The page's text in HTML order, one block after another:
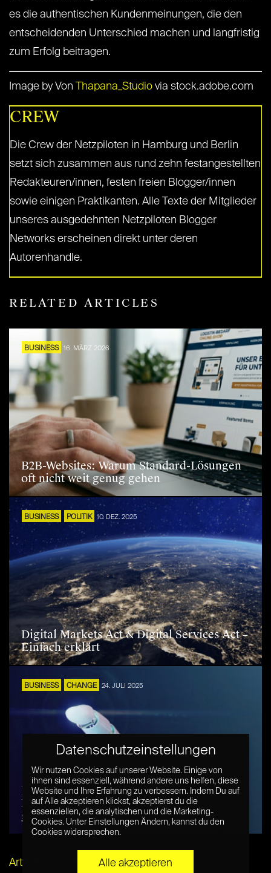
es die authentischen Kundenmeinungen, die den
entscheidenden Unterschied machen und langfristig
zum Erfolg beitragen.
Image by Von Thapana_Studio via stock.adobe.com
CREW
Die Crew der Netzpiloten in Hamburg und Berlin
setzt sich zusammen aus rund zehn festangestellten
Redakteuren/innen, festen freien Blogger/innen
sowie einigen Praktikanten. Alle Texte der Mitglieder
unseres ausgedehnten Netzpiloten Blogger
Networks erscheinen direkt unter deren
Autorenhandle.
RELATED ARTICLES
BUSINESS 16. MÄRZ 2026
B2B-Websites: Warum Standard-Lösungen
oft nicht weit genug gehen
BUSINESS POLITIK 10. DEZ. 2025
Digital Markets Act & Digital Services Act –
Einfach erklärt
BUSINESS CHANGE 24. JULI 2025
Luxemburg als Standort für Web3-
Innovation: Ein digitaler Binnenstaat mit
geopolitischer Wirkungskraft
Artikel per E-Mail verschicken
Datenschutzeinstellungen
Wir nutzen Cookies auf unserer Website. Einige von
ihnen sind essenziell, während andere uns helfen, diese
Website und Ihre Erfahrung zu verbessern. Indem Du auf
auf Alle akzeptieren klickst, akzeptierst du die
essenziellen, die analytischen und die Marketing-
Cookies. Unter Einstellungen Ändern, kannst du den
Cookies widersprechen.
Alle akzeptieren